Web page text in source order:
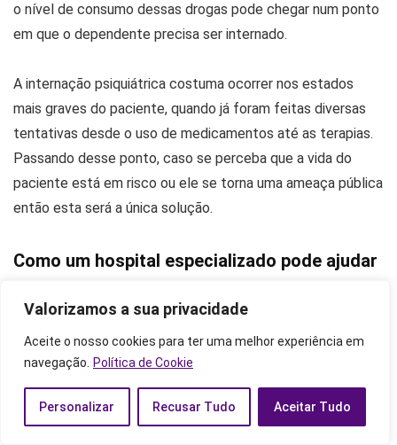
Valorizamos a sua privacidade
Aceite o nosso cookies para ter uma melhor experiência em
navegação.
Política de Cookie
Personalizar Recusar Tudo Aceitar Tudo
o nível de consumo dessas drogas pode chegar num ponto
em que o dependente precisa ser internado.
A internação psiquiátrica costuma ocorrer nos estados
mais graves do paciente, quando já foram feitas diversas
tentativas desde o uso de medicamentos até as terapias.
Passando desse ponto, caso se perceba que a vida do
paciente está em risco ou ele se torna uma ameaça pública
então esta será a única solução.
Como um hospital especializado pode ajudar
Em relação ao âmbito hospitalar, a dependência das drogas
é tido como uma doença. Logo, surgiram diversos hospitais
especializados em ajudar pacientes que são dependentes
A vantagem desses lugares é que prevalece sobre o